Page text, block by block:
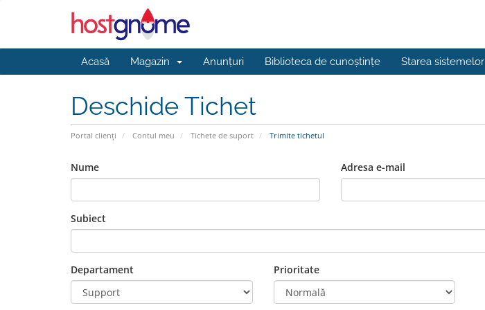
Acasă Magazin Anunțuri Biblioteca de cunoștințe Starea sistemelor
Deschide Tichet
Portal clienți Contul meu Tichete de suport Trimite tichetul
Nume Adresa e-mail
Subiect
Departament Prioritate